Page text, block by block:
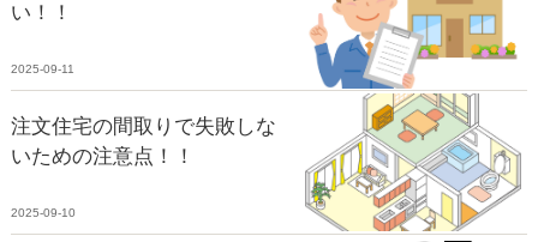
い！！
2025-09-11
注文住宅の間取りで失敗しな
いための注意点！！
2025-09-10